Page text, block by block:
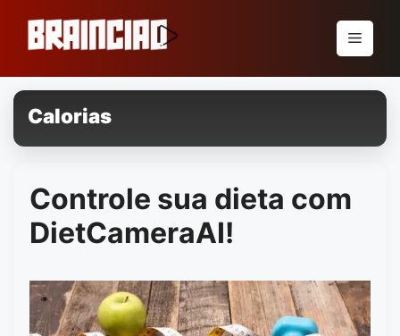
conteúdo
Menu
Calorias
Controle sua dieta com
DietCameraAI!